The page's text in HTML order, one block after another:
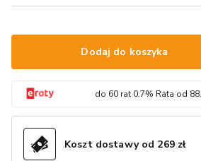
Dodaj do koszyka
do 60 rat 0.7% Rata od
Koszt dostawy od 269 zł